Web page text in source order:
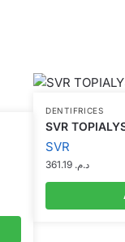
DENTIFRICES
SVR
SVR
د.م.